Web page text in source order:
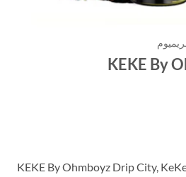
KEKE By
KEKE By Ohmboyz Drip City,